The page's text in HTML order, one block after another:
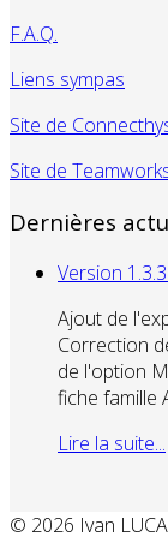
F.A.Q.
Liens sympas
Site de
Site de
Dernières
Version
Ajout de
Correction
de l'option
fiche famille
Lire la suite...
© 2026 Ivan